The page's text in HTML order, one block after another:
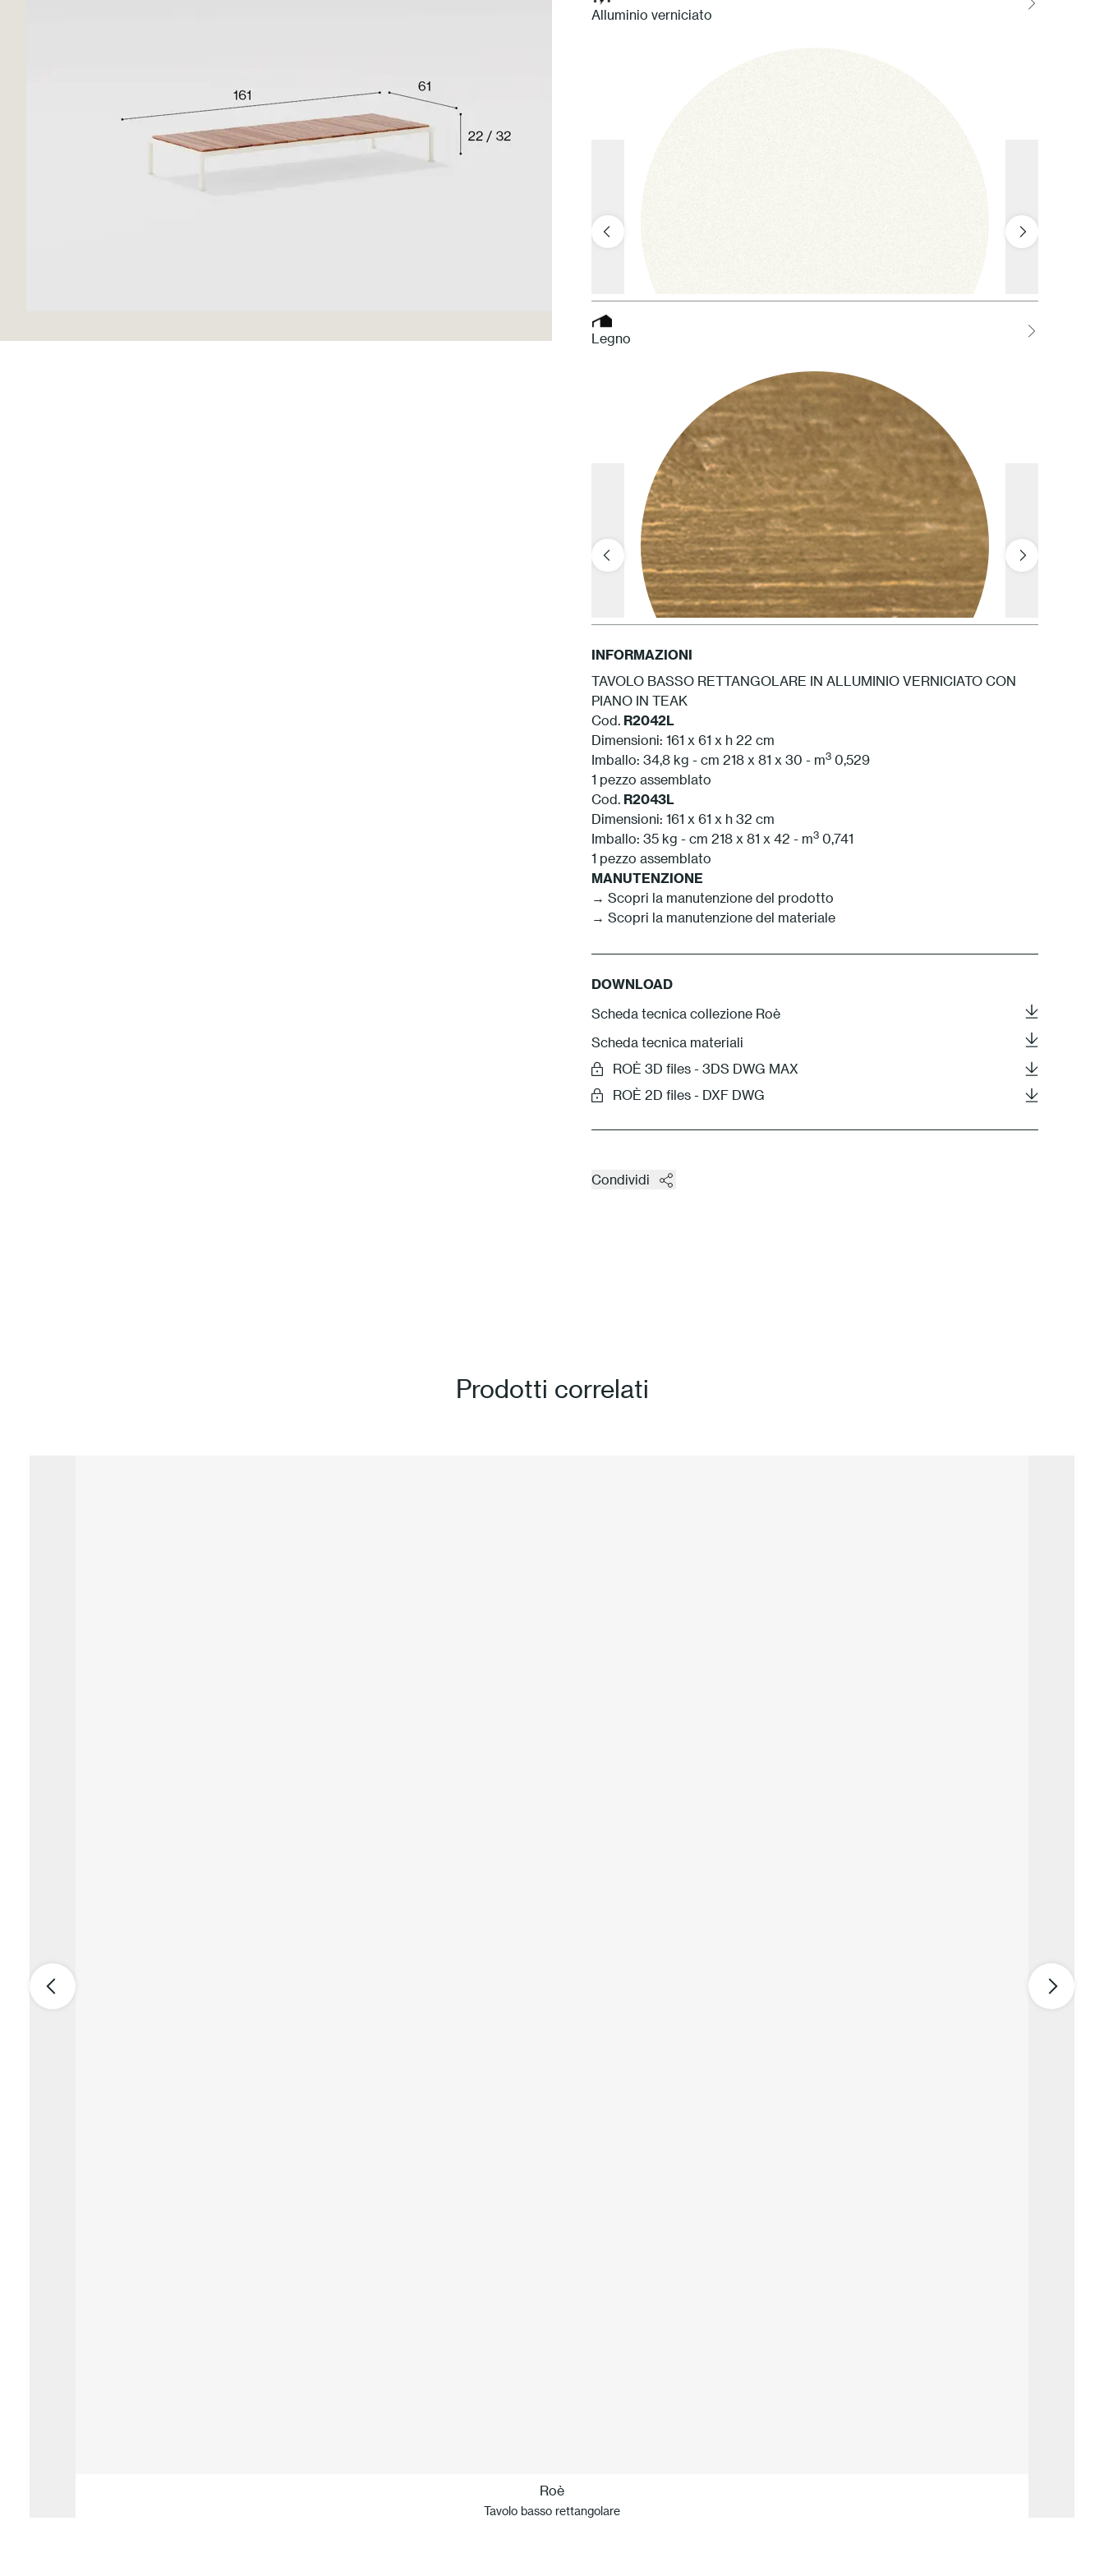
Alluminio verniciato
Legno
INFORMAZIONI
TAVOLO BASSO RETTANGOLARE IN ALLUMINIO VERNICIATO CON
PIANO IN TEAK
Cod. R2042L
Dimensioni: 161 x 61 x h 22 cm
Imballo: 34,8 kg - cm 218 x 81 x 30 - m3 0,529
1 pezzo assemblato
Cod. R2043L
Dimensioni: 161 x 61 x h 32 cm
Imballo: 35 kg - cm 218 x 81 x 42 - m3 0,741
1 pezzo assemblato
MANUTENZIONE
→ Scopri la manutenzione del prodotto
→ Scopri la manutenzione del materiale
DOWNLOAD
Scheda tecnica collezione Roè
Scheda tecnica materiali
ROÈ 3D files - 3DS DWG MAX
ROÈ 2D files - DXF DWG
Condividi
Prodotti correlati
Roè
Tavolo basso rettangolare